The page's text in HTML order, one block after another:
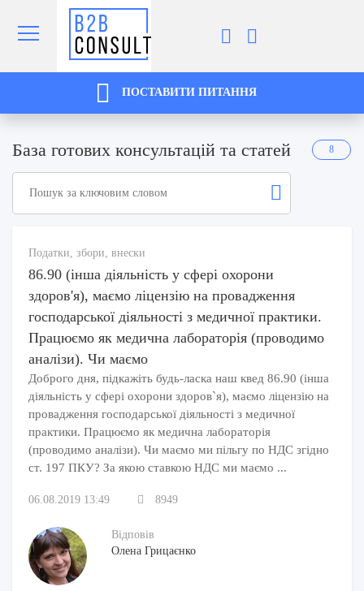
ПОСТАВИТИ ПИТАННЯ
База готових консультацiй та статей 8
Податки, збори, внески
86.90 (інша діяльність у сфері охорони
здоров'я), маємо ліцензію на провадження
господарської діяльності з медичної практики.
Працюємо як медична лабораторія (проводимо
аналізи). Чи маємо
Доброго дня, підкажіть будь-ласка наш квед 86.90 (інша
діяльність у сфері охорони здоров`я), маємо ліцензію на
провадження господарської діяльності з медичної
практики. Працюємо як медична лабораторія
(проводимо аналізи). Чи маємо ми пільгу по НДС згідно
ст. 197 ПКУ? За якою ставкою НДС ми маємо ...
06.08.2019 13:49 8949
Відповів
Олена Грицаєнко